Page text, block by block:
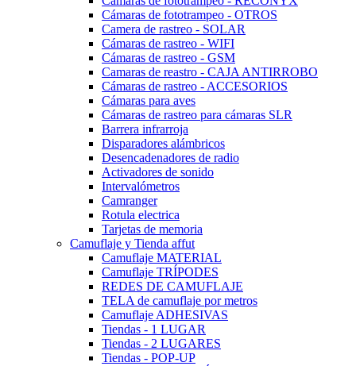
Cámaras de fototrampeo - OTROS
Camera de rastreo - SOLAR
Cámaras de rastreo - WIFI
Cámaras de rastreo - GSM
Camaras de reastro - CAJA ANTIRROBO
Cámaras de rastreo - ACCESORIOS
Cámaras para aves
Cámaras de rastreo para cámaras SLR
Barrera infrarroja
Disparadores alámbricos
Desencadenadores de radio
Activadores de sonido
Intervalómetros
Camranger
Rotula electrica
Tarjetas de memoria
Camuflaje y Tienda affut
Camuflaje MATERIAL
Camuflaje TRÍPODES
REDES DE CAMUFLAJE
TELA de camuflaje por metros
Camuflaje ADHESIVAS
Tiendas - 1 LUGAR
Tiendas - 2 LUGARES
Tiendas - POP-UP